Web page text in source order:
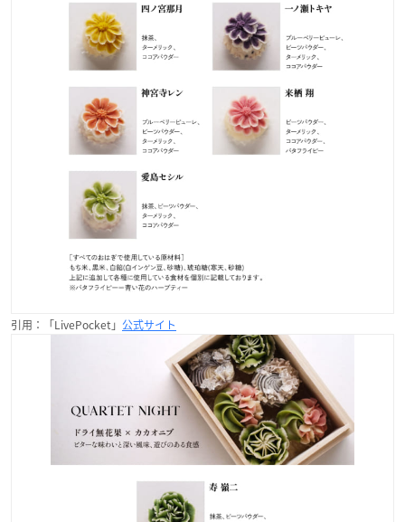
引用：「LivePocket」 公式サイト